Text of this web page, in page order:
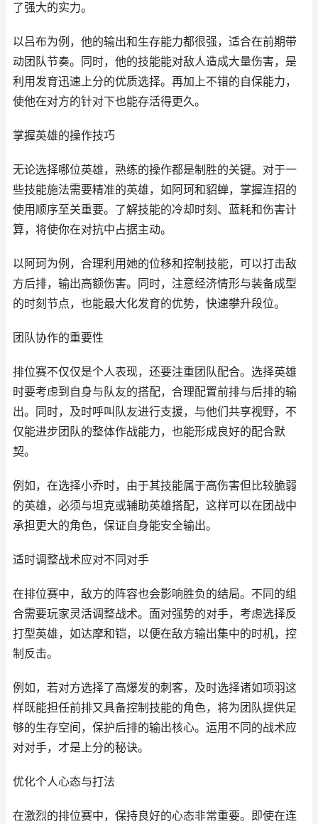
了强大的实力。
以吕布为例，他的输出和生存能力都很强，适合在前期带
动团队节奏。同时，他的技能能对敌人造成大量伤害，是
利用发育迅速上分的优质选择。再加上不错的自保能力，
使他在对方的针对下也能存活得更久。
掌握英雄的操作技巧
无论选择哪位英雄，熟练的操作都是制胜的关键。对于一
些技能施法需要精准的英雄，如阿珂和貂蝉，掌握连招的
使用顺序至关重要。了解技能的冷却时刻、蓝耗和伤害计
算，将使你在对抗中占据主动。
以阿珂为例，合理利用她的位移和控制技能，可以打击敌
方后排，输出高额伤害。同时，注意经济情形与装备成型
的时刻节点，也能最大化发育的优势，快速攀升段位。
团队协作的重要性
排位赛不仅仅是个人表现，还要注重团队配合。选择英雄
时要考虑到自身与队友的搭配，合理配置前排与后排的输
出。同时，及时呼叫队友进行支援，与他们共享视野，不
仅能进步团队的整体作战能力，也能形成良好的配合默
契。
例如，在选择小乔时，由于其技能属于高伤害但比较脆弱
的英雄，必须与坦克或辅助英雄搭配，这样可以在团战中
承担更大的角色，保证自身能安全输出。
适时调整战术应对不同对手
在排位赛中，敌方的阵容也会影响胜负的结局。不同的组
合需要玩家灵活调整战术。面对强势的对手，考虑选择反
打型英雄，如达摩和铠，以便在敌方输出集中的时机，控
制反击。
例如，若对方选择了高爆发的刺客，及时选择诸如项羽这
样既能担任前排又具备控制技能的角色，将为团队提供足
够的生存空间，保护后排的输出核心。运用不同的战术应
对对手，才是上分的秘诀。
优化个人心态与打法
在激烈的排位赛中，保持良好的心态非常重要。即使在连